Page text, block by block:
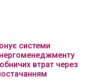
системи
втрат через